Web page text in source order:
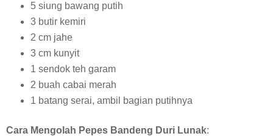
5 siung bawang putih
3 butir kemiri
2 cm jahe
3 cm kunyit
1 sendok teh garam
2 buah cabai merah
1 batang serai, ambil bagian putihnya
Cara Mengolah Pepes Bandeng Duri Lunak: